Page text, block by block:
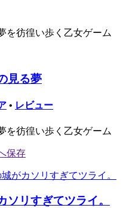
を彷徨い歩く乙女ゲーム
見る夢
• レビュー
を彷徨い歩く乙女ゲーム
ソリすぎてツライ。